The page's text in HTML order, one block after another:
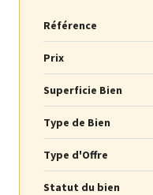
Référence
Prix
Superficie Bien
Type de Bien
Type d'Offre
Statut du bien